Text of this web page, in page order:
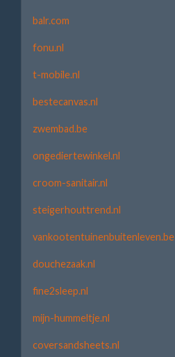
balr.com
fonu.nl
t-mobile.nl
bestecanvas.nl
zwembad.be
ongediertewinkel.nl
croom-sanitair.nl
steigerhouttrend.nl
vankootentuinenbuitenleven.be
douchezaak.nl
fine2sleep.nl
mijn-hummeltje.nl
coversandsheets.nl